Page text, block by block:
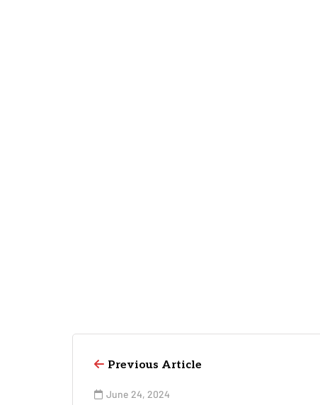
Previous Article
June 24, 2024